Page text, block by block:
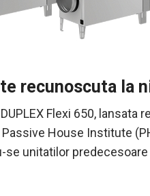
recunoscuta la
Flexi 650, lansata
House Institute
se unitatilor predecesoare